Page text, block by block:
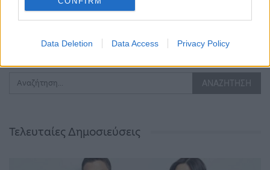
Data Deletion Data Access Privacy Policy
ΠΡΟΗΓΟΎΜΕΝΗ ΣΕΛΊΔΑ ΕΠΌΜΕΝΗ ΣΕΛΊΔΑ
Τελευταίες Δημοσιεύσεις